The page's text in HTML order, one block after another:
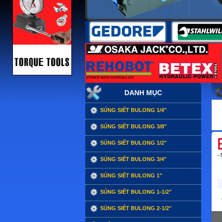
DANH MỤC
SÚNG SIẾT BULONG 1/4"
SÚNG SIẾT BULONG 3/8"
SÚNG SIẾT BULONG 1/2"
SÚNG SIẾT BULONG 3/4"
SÚNG SIẾT BULONG 1"
SÚNG SIẾT BULONG 1-1/2"
SÚNG SIẾT BULONG 2-1/2"